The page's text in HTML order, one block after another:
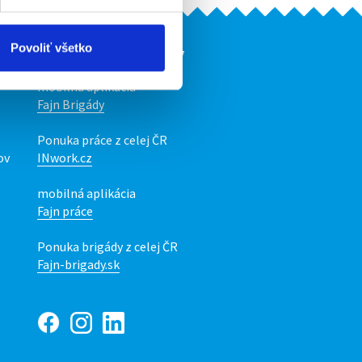
Povoliť všetko
Naše ďalšie projekty
mobilná aplikácia
Fajn Brigády
Ponuka práce z celej ČR
INwork.cz
mobilná aplikácia
Fajn práce
Ponuka brigády z celej ČR
Fajn-brigady.sk